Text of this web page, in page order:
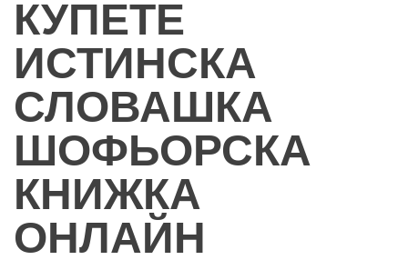
КУПЕТЕ
ИСТИНСКА
СЛОВАШКА
ШОФЬОРСКА
КНИЖКА
ОНЛАЙН